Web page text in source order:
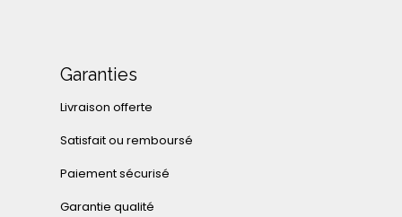
Garanties
Livraison offerte
Satisfait ou remboursé
Paiement sécurisé
Garantie qualité